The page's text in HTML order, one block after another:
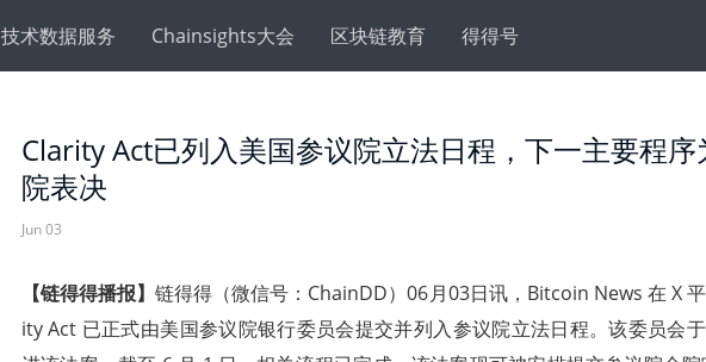
技术数据服务 Chainsights大会 区块链教育 得得号
Clarity Act已列入美国参议院立法日程，下一主要程序
院表决
Jun 03
【链得得播报】链得得（微信号：ChainDD）06月03日讯，Bitcoin News 在 X
ity Act 已正式由美国参议院银行委员会提交并列入参议院立法日程。该委员会